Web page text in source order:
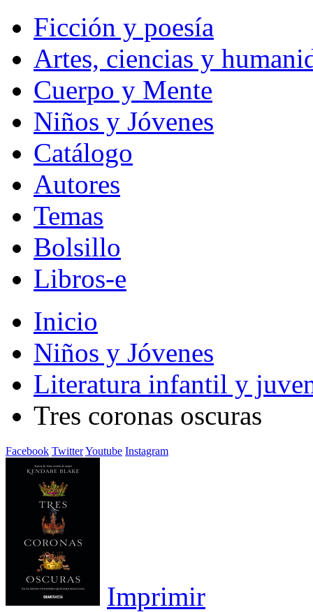
Ficción y poesía
Artes, ciencias y
Cuerpo y Mente
Niños y Jóvenes
Catálogo
Autores
Temas
Bolsillo
Libros-e
Inicio
Niños y Jóvenes
Literatura infantil y
Tres coronas oscuras
Facebook TwitterYoutube Instagram
Imprimir